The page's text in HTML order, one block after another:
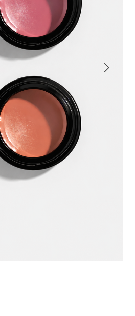
DODAJ DO KOSZYKA